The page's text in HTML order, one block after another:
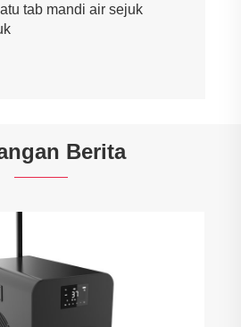
tab mandi air sejuk
Berita